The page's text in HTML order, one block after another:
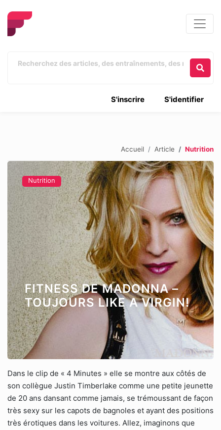
S'identifier
S'inscrire
Accueil Article Nutrition
Nutrition
FITNESS DE MADONNA –
TOUJOURS LIKE A VIRGIN!
Dans le clip de « 4 Minutes » elle se montre aux côtés de
son collègue Justin Timberlake comme une petite jeunette
de 20 ans dansant comme jamais, se trémoussant de façon
très sexy sur les capots de bagnoles et ayant des positions
très érotiques dans les voitures. Allez, imaginons que